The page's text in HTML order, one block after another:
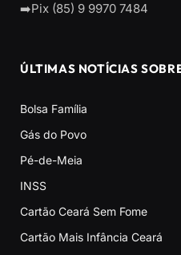
➡️Pix (85) 9 9970 7484
ÚLTIMAS NOTÍCIAS
Bolsa Família
Gás do Povo
Pé-de-Meia
INSS
Cartão Ceará Sem Fome
Cartão Mais Infância Ceará